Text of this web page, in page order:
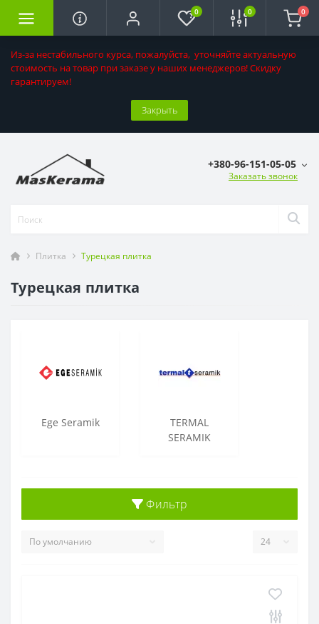
Из-за нестабильного курса, пожалуйста, уточняйте актуальную
стоимость на товар при заказе у наших менеджеров! Скидку
гарантируем!
Закрыть
0 0 0
+380-96-151-05-05
Заказать звонок
Плитка Турецкая плитка
Турецкая плитка
Ege Seramik
TERMAL
SERAMIK
Фильтр